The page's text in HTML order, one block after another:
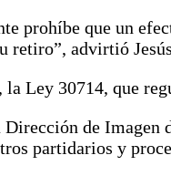
prohíbe que un
retiro”, advirtió
la Ley 30714, que
de Imagen
partidarios y